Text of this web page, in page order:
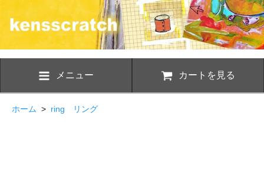
メニュー カートを見る
ホーム > ring リング